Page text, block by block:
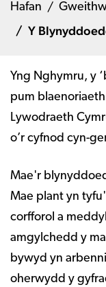
Hafan
Y
Yng Nghymru, y
pum
Lywodraeth
o’r cyfnod cyn-
Mae'r
Mae plant yn
corfforol a
amgylchedd y
bywyd yn
oherwydd y